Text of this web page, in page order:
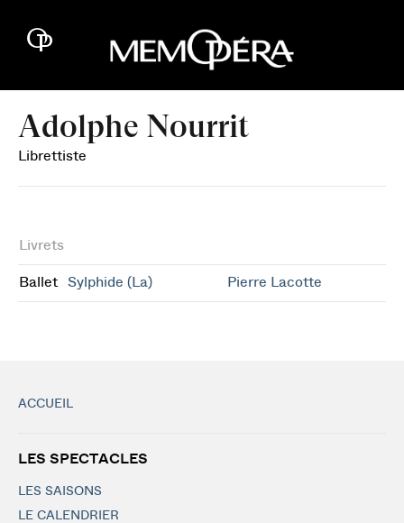
Adolphe Nourrit
Librettiste
Livrets
Ballet Sylphide (La) Pierre Lacotte
ACCUEIL
LES SPECTACLES
LES SAISONS
LE CALENDRIER